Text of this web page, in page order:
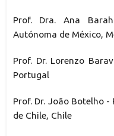
Prof. Dra. Ana
Autónoma de México,
Prof. Dr. Lorenzo
Portugal
Prof. Dr. João Botelho
de Chile, Chile